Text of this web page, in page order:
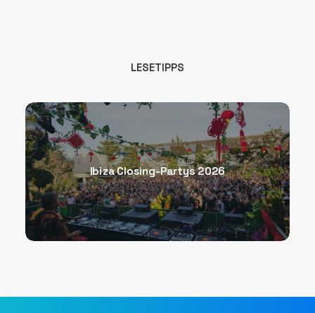
LESETIPPS
Ibiza Closing-Partys 2026